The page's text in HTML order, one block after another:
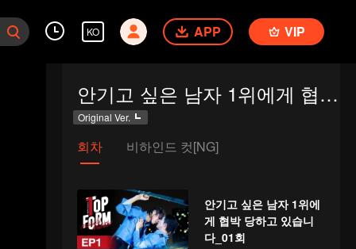
KO APP VIP
안기고 싶은 남자 1위에게 협박 당하고 있습니다
Original Ver.
회차 비하인드 컷[NG]
안기고 싶은 남자 1위에
게 협박 당하고 있습니
다_01회